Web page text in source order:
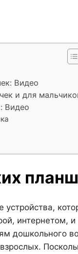
Видео
и для
Видео
интернетом,
дошкольного